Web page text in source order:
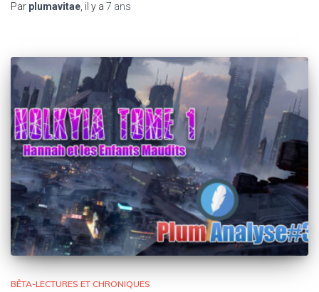
Par plumavitae, il y a 7 ans
BÊTA-LECTURES ET CHRONIQUES